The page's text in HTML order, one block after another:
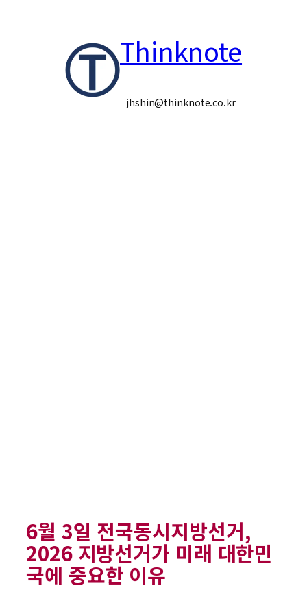
Thinknote
jhshin@thinknote.co.kr
6월 3일 전국동시지방선거,
2026 지방선거가 미래 대한민
국에 중요한 이유